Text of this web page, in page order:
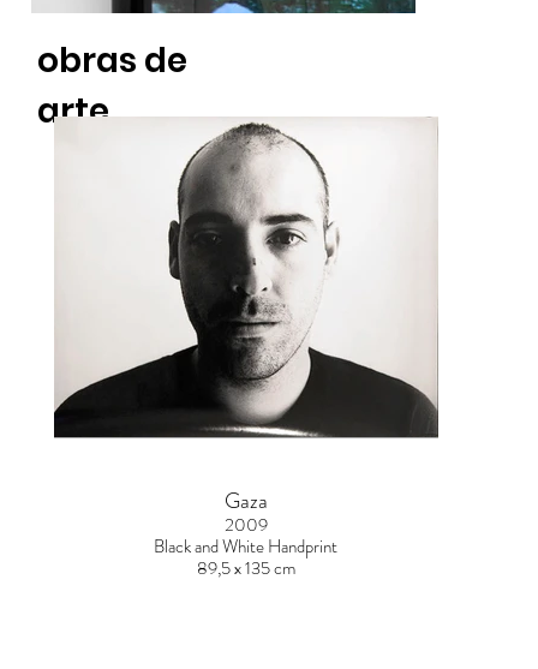
obras de
arte
Gaza
2009
Black and White Handprint
89,5 x 135 cm